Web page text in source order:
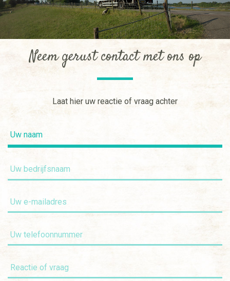
Neem gerust contact met ons op
Laat hier uw reactie of vraag achter